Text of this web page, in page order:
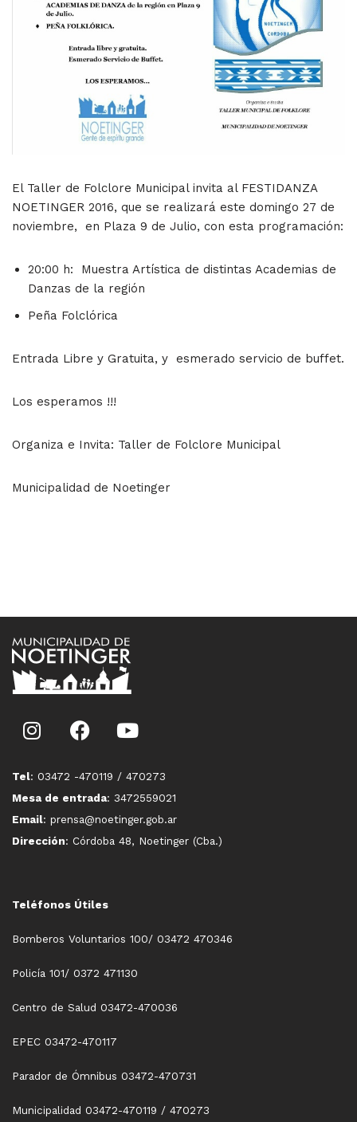
El Taller de Folclore Municipal invita al FESTIDANZA
NOETINGER 2016, que se realizará este domingo 27 de
noviembre, en Plaza 9 de Julio, con esta programación:
20:00 h: Muestra Artística de distintas Academias de
Danzas de la región
Peña Folclórica
Entrada Libre y Gratuita, y esmerado servicio de buffet.
Los esperamos !!!
Organiza e Invita: Taller de Folclore Municipal
Municipalidad de Noetinger
Tel: 03472 -470119 / 470273
Mesa de entrada: 3472559021
Email: prensa@noetinger.gob.ar
Dirección: Córdoba 48, Noetinger (Cba.)
Teléfonos Útiles
Bomberos Voluntarios 100/ 03472 470346
Policía 101/ 0372 471130
Centro de Salud 03472-470036
EPEC 03472-470117
Parador de Ómnibus 03472-470731
Municipalidad 03472-470119 / 470273